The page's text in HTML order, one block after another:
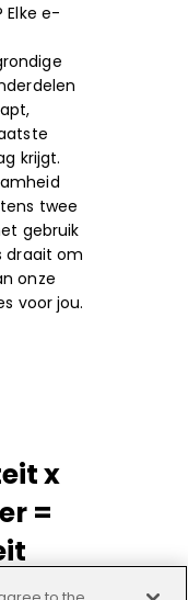
Elke e-
krijgt.
twee
gebruik
draait om
onze
voor jou.
x
=